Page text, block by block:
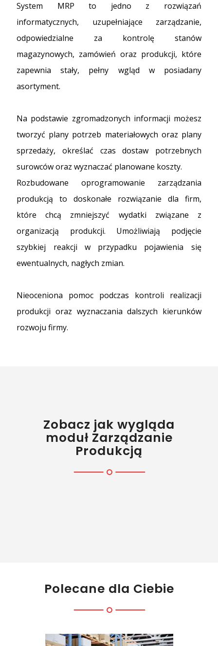
System MRP to jedno z rozwiązań
informatycznych, uzupełniające zarządzanie,
odpowiedzialne za kontrolę stanów
magazynowych, zamówień oraz produkcji, które
zapewnia stały, pełny wgląd w posiadany
asortyment.
Na podstawie zgromadzonych informacji możesz
tworzyć plany potrzeb materiałowych oraz plany
sprzedaży, określać czas dostaw potrzebnych
surowców oraz wyznaczać planowane koszty.
Rozbudowane oprogramowanie zarządzania
produkcją to doskonałe rozwiązanie dla firm,
które chcą zmniejszyć wydatki związane z
organizacją produkcji. Umożliwiają podjęcie
szybkiej reakcji w przypadku pojawienia się
ewentualnych, nagłych zmian.
Nieoceniona pomoc podczas kontroli realizacji
produkcji oraz wyznaczania dalszych kierunków
rozwoju firmy.
Zobacz jak wygląda
moduł Zarządzanie
Produkcją
Polecane dla Ciebie